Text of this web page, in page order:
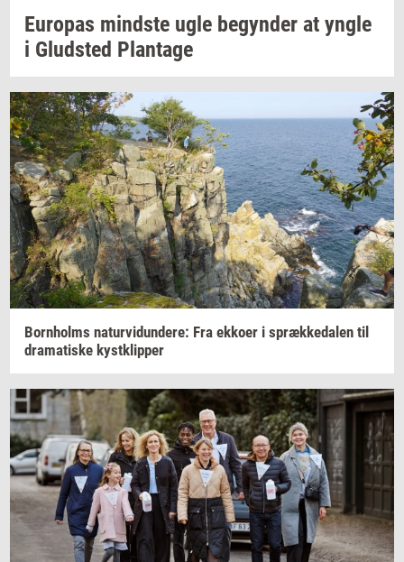
Eu­ro­pas mind­ste ugle be­gyn­der at yngle
i Glud­sted Plan­ta­ge
Born­holms na­tur­vi­dun­de­re: Fra ek­ko­er i spræk­ke­da­len til
dra­ma­ti­ske kyst­klip­per